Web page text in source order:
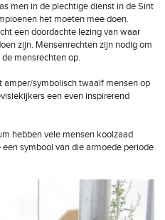
men in de plechtige dienst in de Sint
het moeten mee doen.
een doordachte lezing van waar
zijn. Mensenrechten zijn nodig om
mensrechten op.
amper/symbolisch twaalf mensen op
een even inspirerend
hebben vele mensen koolzaad
symbool van die armoede periode